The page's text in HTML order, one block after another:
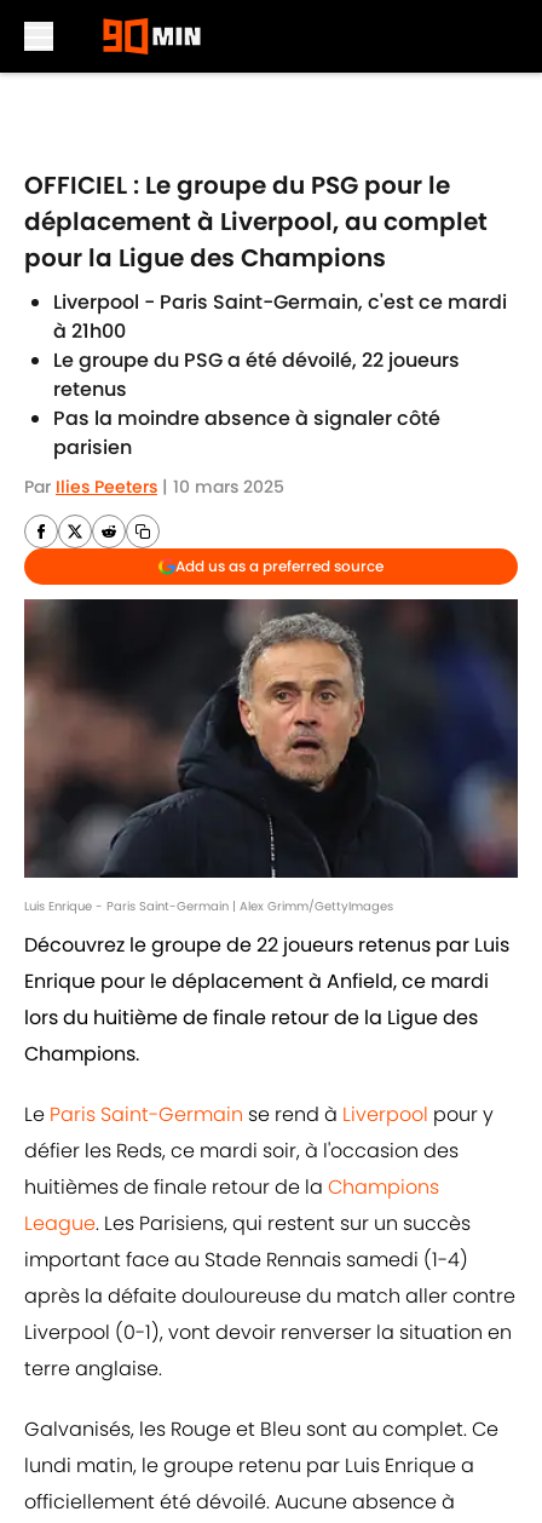
OFFICIEL : Le groupe du PSG pour le
déplacement à Liverpool, au complet
pour la Ligue des Champions
Liverpool - Paris Saint-Germain, c'est ce mardi
à 21h00
Le groupe du PSG a été dévoilé, 22 joueurs
retenus
Pas la moindre absence à signaler côté
parisien
Par Ilies Peeters | 10 mars 2025
Add us as a preferred source
Luis Enrique - Paris Saint-Germain | Alex Grimm/GettyImages
Découvrez le groupe de 22 joueurs retenus par Luis
Enrique pour le déplacement à Anfield, ce mardi
lors du huitième de finale retour de la Ligue des
Champions.
Le Paris Saint-Germain se rend à Liverpool pour y
défier les Reds, ce mardi soir, à l'occasion des
huitièmes de finale retour de la Champions
League. Les Parisiens, qui restent sur un succès
important face au Stade Rennais samedi (1-4)
après la défaite douloureuse du match aller contre
Liverpool (0-1), vont devoir renverser la situation en
terre anglaise.
Galvanisés, les Rouge et Bleu sont au complet. Ce
lundi matin, le groupe retenu par Luis Enrique a
officiellement été dévoilé. Aucune absence à